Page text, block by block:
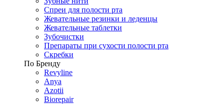
Спреи для полости рта
Жевательные резинки и леденцы
Жевательные таблетки
Зубочистки
Препараты при сухости полости рта
Скребки
По Бренду
Revyline
Anya
Azotii
Biorepair